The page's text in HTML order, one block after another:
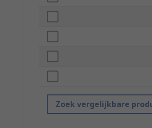
Zoek vergelijkbare